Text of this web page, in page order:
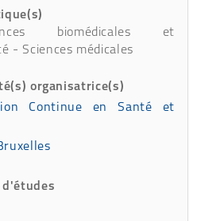
biomédicales et
- Sciences médicales
organisatrice(s)
Continue en Santé et
d'études